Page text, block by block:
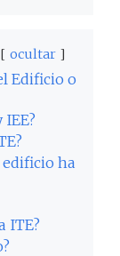
ocultar
Edificio o
edificio ha
ITE?